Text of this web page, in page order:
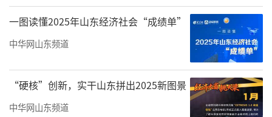
图片来源：中国执行信息公开网
据了解，福信集团已被法院列入被执行人
一图读懂2025年山东经济社会“成绩单”
中华网山东频道
“硬核”创新，实干山东拼出2025新图景
中华网山东频道